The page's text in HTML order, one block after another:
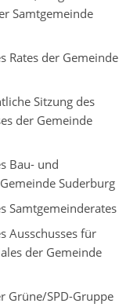
Samtgemeinde
Rates der Gemeinde
Sitzung des
der Gemeinde
Bau- und
Suderburg
Samtgemeinderates
Ausschusses für
der Gemeinde
Grüne/SPD-Gruppe